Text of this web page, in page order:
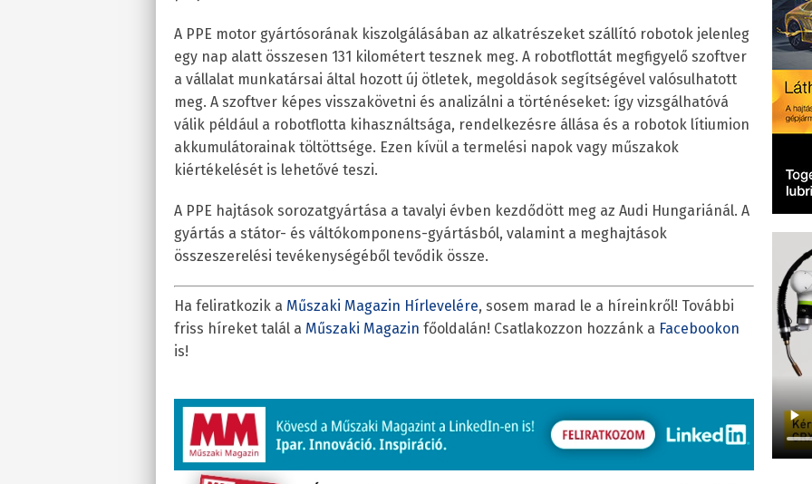
A PPE motor gyártósorának kiszolgálásában az alkatrészeket szállító robotok jelenleg
egy nap alatt összesen 131 kilométert tesznek meg. A robotflottát megfigyelő szoftver
a vállalat munkatársai által hozott új ötletek, megoldások segítségével valósulhatott
meg. A szoftver képes visszakövetni és analizálni a történéseket: így vizsgálhatóvá
válik például a robotflotta kihasználtsága, rendelkezésre állása és a robotok lítiumion
akkumulátorainak töltöttsége. Ezen kívül a termelési napok vagy műszakok
kiértékelését is lehetővé teszi.
A PPE hajtások sorozatgyártása a tavalyi évben kezdődött meg az Audi Hungariánál. A
gyártás a státor- és váltókomponens-gyártásból, valamint a meghajtások
összeszerelési tevékenységéből tevődik össze.
Ha feliratkozik a Műszaki Magazin Hírlevelére, sosem marad le a híreinkről! További
friss híreket talál a Műszaki Magazin főoldalán! Csatlakozzon hozzánk a Facebookon
is!